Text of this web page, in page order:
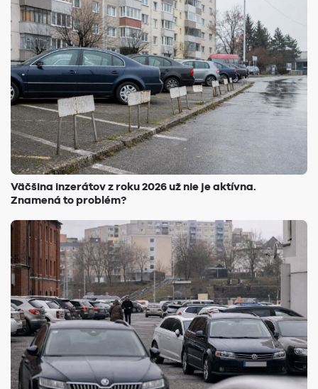
Väčšina inzerátov z roku 2026 už nie je aktívna.
Znamená to problém?